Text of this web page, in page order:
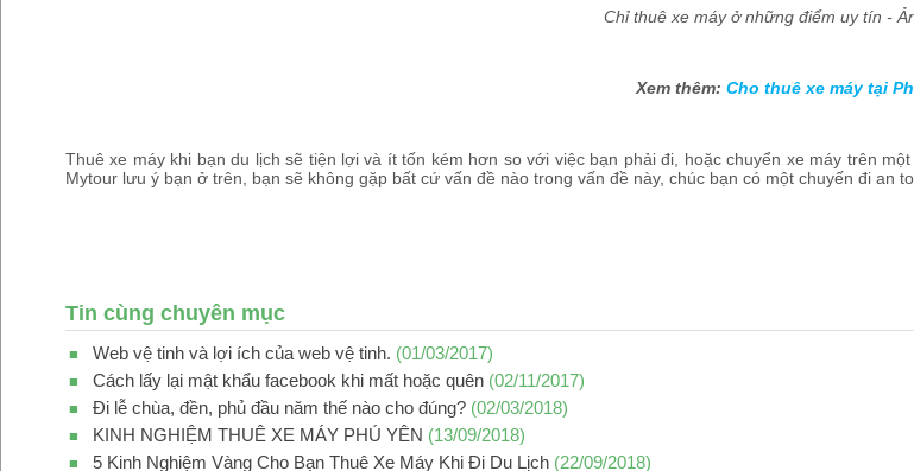
Chỉ thuê xe máy ở những điểm uy tín -
Xem thêm:Cho thuê xe máy tại
Thuê xe máy khi bạn du lịch sẽ tiện lợi và ít tốn kém hơn so với việc bạn phải đi, hoặc chuyển xe máy trên
Mytour lưu ý bạn ở trên, bạn sẽ không gặp bất cứ vấn đề nào trong vấn đề này, chúc bạn có một chuyến đi an
Tin cùng chuyên mục
■ Web vệ tinh và lợi ích của web vệ tinh. (01/03/2017)
■ Cách lấy lại mật khẩu facebook khi mất hoặc quên (02/11/2017)
■ Đi lễ chùa, đền, phủ đầu năm thế nào cho đúng? (02/03/2018)
■ KINH NGHIỆM THUÊ XE MÁY PHÚ YÊN (13/09/2018)
■ 5 Kinh Nghiệm Vàng Cho Bạn Thuê Xe Máy Khi Đi Du Lịch (22/09/2018)